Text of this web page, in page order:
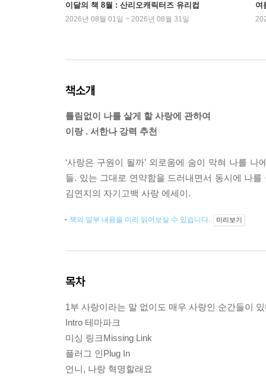
이달의 책 8월 : 산리오캐릭터즈 유리컵
2026년 08월 01일 ~ 2026년 08월 31일
여
책소개
틀림없이 나를 살게 할 사랑에 관하여
이랑 . 서한나 강력 추천
‘사랑은 구원이 될까’ 외로움에 숨이 막혀 나를
들. 있는 그대로 연약함을 드러내면서 동시에 나
김연지의 자기고백 사랑 에세이.
책의 일부 내용을 미리 읽어보실 수 있습니다. 미리보기
목차
1부 사랑이라는 말 없이도 매우 사랑인 순간들이
Intro 테마파크
미싱 링크Missing Link
플러그 인Plug In
언니, 나랑 혁명할래요